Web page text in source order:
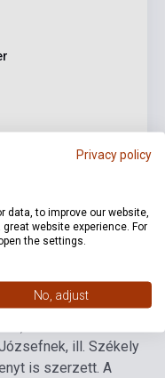
links Reviews
hegedű-zongora
ill. Székely
is szerzett. A
Privacy policy
data, to improve our website,
website experience. For
the settings.
No, adjust